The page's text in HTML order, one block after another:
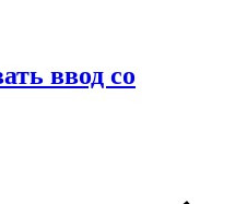
ввод со